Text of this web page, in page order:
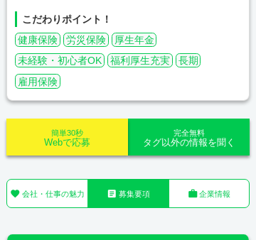
こだわりポイント！
健康保険
労災保険
厚生年金
未経験・初心者OK
福利厚生充実
長期
雇用保険
完全無料
タグ以外の情報を聞く
簡単30秒
Webで応募
 会社・仕事の魅力  募集要項 企業情報